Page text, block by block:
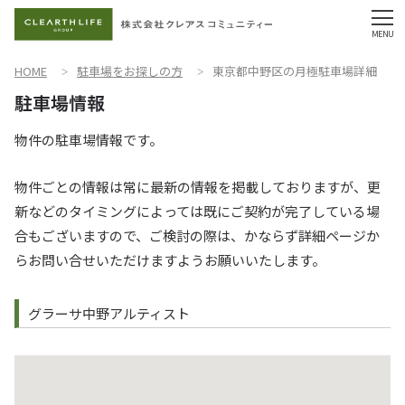
HOME 駐車場をお探しの方 東京都中野区の月極駐車場詳細
物件の駐車場情報です。
物件ごとの情報は常に最新の情報を掲載しておりますが、更
新などのタイミングによっては既にご契約が完了している場
合もございますので、ご検討の際は、かならず詳細ページか
らお問い合せいただけますようお願いいたします。
グラーサ中野アルティスト